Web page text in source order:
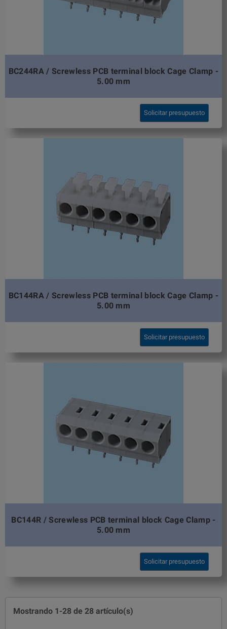
BC244RA / Screwless PCB terminal block Cage Clamp -
5.00 mm
Solicitar presupuesto
BC144RA / Screwless PCB terminal block Cage Clamp -
5.00 mm
Solicitar presupuesto
BC144R / Screwless PCB terminal block Cage Clamp -
5.00 mm
Solicitar presupuesto
Mostrando 1-28 de 28 artículo(s)